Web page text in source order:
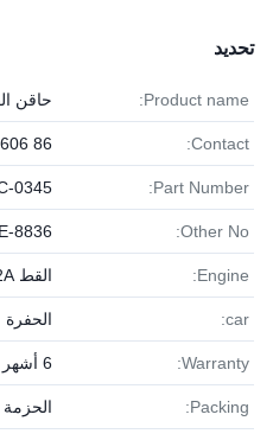
تحديد
Product name: حاقن
Contact:
86 17841207606
Part Number:
0345
Other No:
8836
Engine: القط 3512A المحرك
car: الحفرة
Warranty: 6 أشهر
Packing: الحزمة